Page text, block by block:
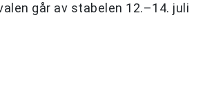
går av stabelen 12.–14. juli